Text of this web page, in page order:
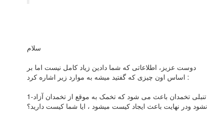
سلام
دوست عزیز، اطلاعاتی که شما دادین زیاد کامل نیست اما بر
اساس اون چیزی که گفتید میشه به موارد زیر اشاره کرد :
1-تنبلی تخمدان باعث می شود که تخمک به موقع از تخمدان آزاد
نشود ودر نهایت باعث ایجاد کیست میشود ، ایا شما کیست دارید؟